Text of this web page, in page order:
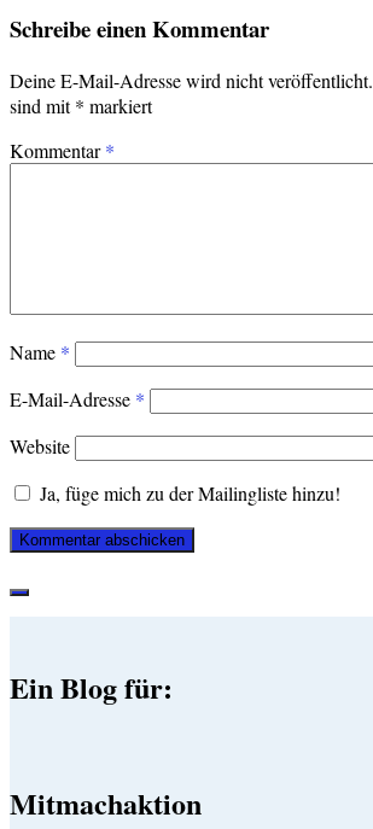
Schreibe einen Kommentar
Deine E-Mail-Adresse wird nicht veröffentlicht.
sind mit* markiert
Kommentar*
Name *
E-Mail-Adresse *
Website
Ja, füge mich zu der Mailingliste hinzu!
Ein Blog für:
Mitmachaktion